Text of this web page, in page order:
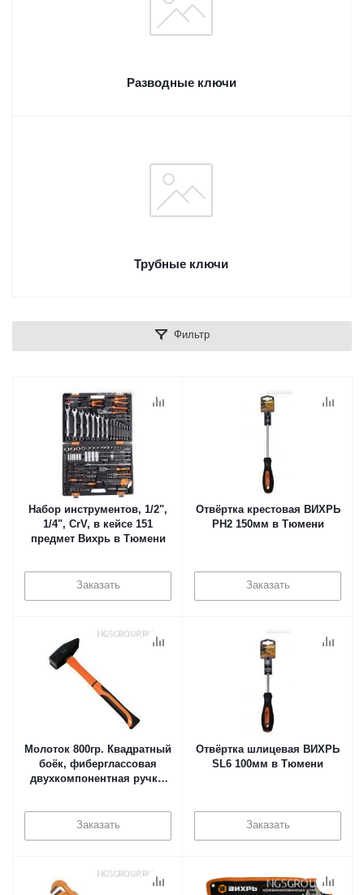
Разводные ключи
Трубные ключи
Фильтр
Набор инструментов, 1/2",
1/4", CrV, в кейсе 151
предмет Вихрь в Тюмени
Заказать
Отвёртка крестовая ВИХРЬ
PH2 150мм в Тюмени
Заказать
Молоток 800гр. Квадратный
боёк, фиберглассовая
двухкомпонентная ручка,
Заказать
Отвёртка шлицевая ВИХРЬ
SL6 100мм в Тюмени
Заказать